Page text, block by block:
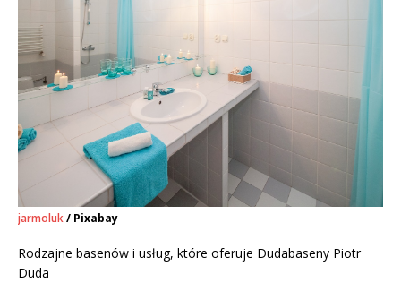
jarmoluk/ Pixabay
Rodzajne basenów i usług, które oferuje Dudabaseny Piotr
Duda